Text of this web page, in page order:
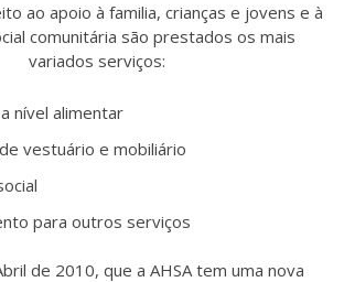
ao apoio à familia, crianças e jovens e à
comunitária são prestados os mais
variados serviços:
nível alimentar
vestuário e mobiliário
para outros serviços
de 2010, que a AHSA tem uma nova